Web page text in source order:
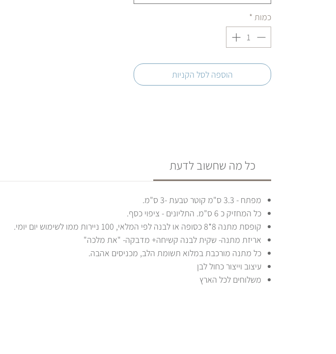
כמות *
הוספה לסל הקניות
כל מה שחשוב לדעת
מפתח - 3.3 ס"מ קוטר טבעת -3 ס"מ.
כל המחזיק כ 6 ס"מ. התליונים - ציפוי כסף.
קופסת מתנה 8*8 כסופה או לבנה לפי המלאי, 100 ניירות ממו לשימוש יום יומי.
אריזת מתנה- שקית לבנה קשיחה+ מדבקה- "את מלכה"
כל מתנה מורכבת במלוא תשומת הלב, מכניסים אהבה.
עיצוב וייצור כחול לבן
משלוחים לכל הארץ